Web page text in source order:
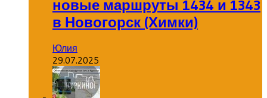
новые маршруты 1434 и 1343
в Новогорск (Химки)
Юлия
29.07.2025